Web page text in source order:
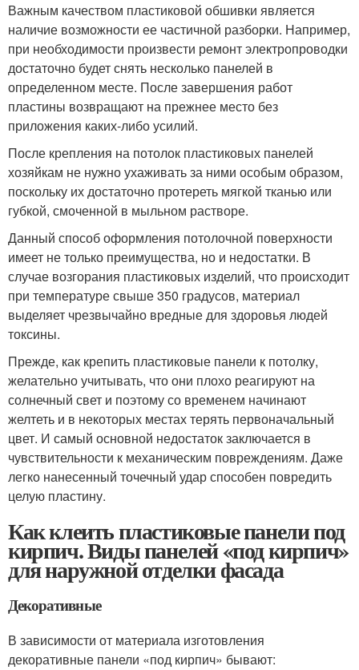
Важным качеством пластиковой обшивки является
наличие возможности ее частичной разборки. Например,
при необходимости произвести ремонт электропроводки
достаточно будет снять несколько панелей в
определенном месте. После завершения работ
пластины возвращают на прежнее место без
приложения каких-либо усилий.
После крепления на потолок пластиковых панелей
хозяйкам не нужно ухаживать за ними особым образом,
поскольку их достаточно протереть мягкой тканью или
губкой, смоченной в мыльном растворе.
Данный способ оформления потолочной поверхности
имеет не только преимущества, но и недостатки. В
случае возгорания пластиковых изделий, что происходит
при температуре свыше 350 градусов, материал
выделяет чрезвычайно вредные для здоровья людей
токсины.
Прежде, как крепить пластиковые панели к потолку,
желательно учитывать, что они плохо реагируют на
солнечный свет и поэтому со временем начинают
желтеть и в некоторых местах терять первоначальный
цвет. И самый основной недостаток заключается в
чувствительности к механическим повреждениям. Даже
легко нанесенный точечный удар способен повредить
целую пластину.
Как клеить пластиковые панели под
кирпич. Виды панелей «под кирпич»
для наружной отделки фасада
Декоративные
В зависимости от материала изготовления
декоративные панели «под кирпич» бывают: